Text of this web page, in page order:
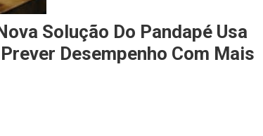
Solução Do Pandapé Usa
Desempenho Com Mais